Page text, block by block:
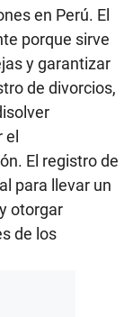
en Perú. El
porque sirve
y garantizar
de divorcios,
el
El registro de
para llevar un
otorgar
de los